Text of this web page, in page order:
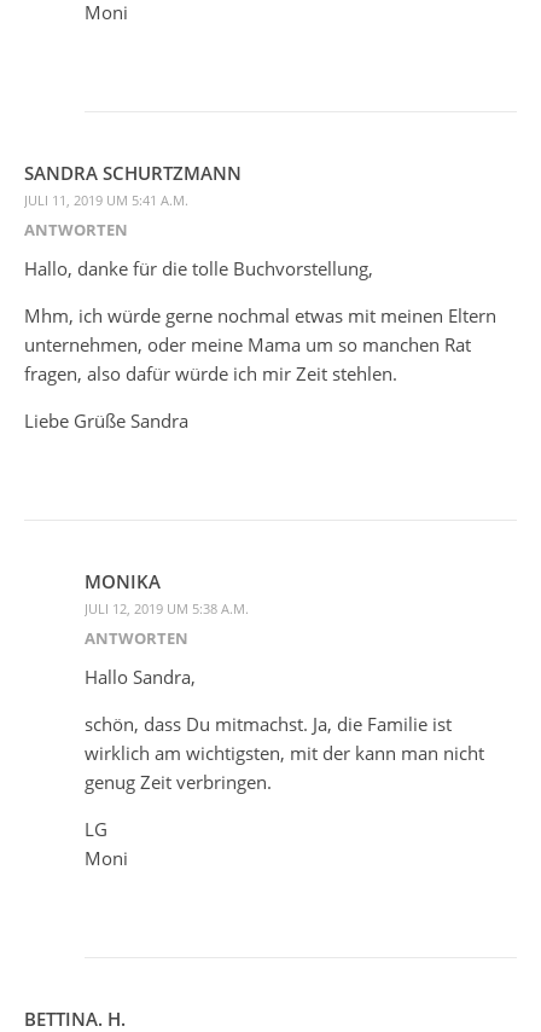
Moni
SANDRA SCHURTZMANN
JULI 11, 2019 UM 5:41 A.M.
ANTWORTEN
Hallo, danke für die tolle Buchvorstellung,
Mhm, ich würde gerne nochmal etwas mit meinen Eltern
unternehmen, oder meine Mama um so manchen Rat
fragen, also dafür würde ich mir Zeit stehlen.
Liebe Grüße Sandra
MONIKA
JULI 12, 2019 UM 5:38 A.M.
ANTWORTEN
Hallo Sandra,
schön, dass Du mitmachst. Ja, die Familie ist
wirklich am wichtigsten, mit der kann man nicht
genug Zeit verbringen.
LG
Moni
BETTINA. H.